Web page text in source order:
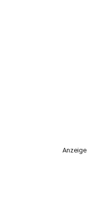
Anzeige